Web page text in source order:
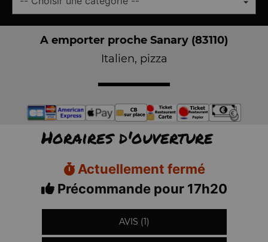
A emporter proche Sanary (83110)
Italien, pizza
Horaires d'ouverture
Actuellement fermé
Précommande pour 17h20
AVIS (1)